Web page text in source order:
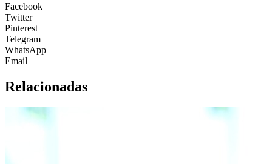
Facebook
Twitter
Pinterest
Telegram
WhatsApp
Email
Relacionadas